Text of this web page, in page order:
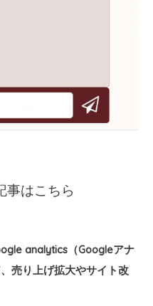
事はこちら
analytics（Googleアナ
売り上げ拡大やサイト改